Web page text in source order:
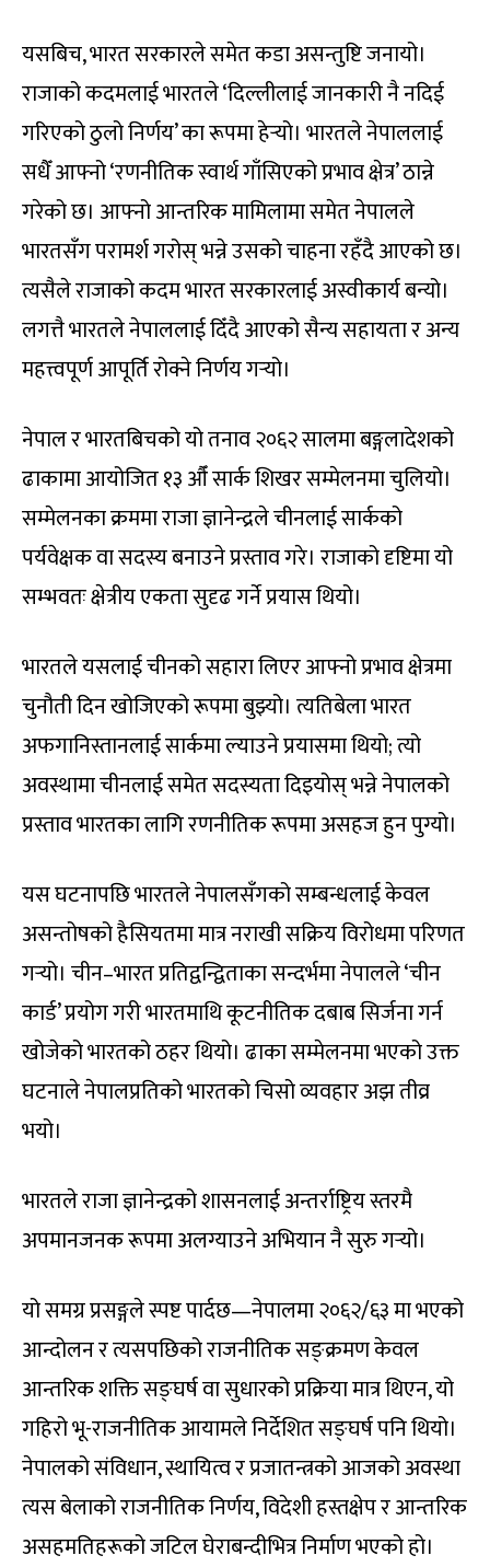
यसबिच, भारत सरकारले समेत कडा असन्तुष्टि जनायो।
राजाको कदमलाई भारतले ‘दिल्लीलाई जानकारी नै नदिई
गरिएको ठुलो निर्णय’ का रूपमा हेर्‍यो। भारतले नेपाललाई
सधैँ आफ्नो ‘रणनीतिक स्वार्थ गाँसिएको प्रभाव क्षेत्र’ ठान्ने
गरेको छ। आफ्नो आन्तरिक मामिलामा समेत नेपालले
भारतसँग परामर्श गरोस् भन्ने उसको चाहना रहँदै आएको छ।
त्यसैले राजाको कदम भारत सरकारलाई अस्वीकार्य बन्यो।
लगत्तै भारतले नेपाललाई दिँदै आएको सैन्य सहायता र अन्य
महत्त्वपूर्ण आपूर्ति रोक्ने निर्णय गर्‍यो।
नेपाल र भारतबिचको यो तनाव २०६२ सालमा बङ्गलादेशको
ढाकामा आयोजित १३ औँ सार्क शिखर सम्मेलनमा चुलियो।
सम्मेलनका क्रममा राजा ज्ञानेन्द्रले चीनलाई सार्कको
पर्यवेक्षक वा सदस्य बनाउने प्रस्ताव गरे। राजाको दृष्टिमा यो
सम्भवतः क्षेत्रीय एकता सुदृढ गर्ने प्रयास थियो।
भारतले यसलाई चीनको सहारा लिएर आफ्नो प्रभाव क्षेत्रमा
चुनौती दिन खोजिएको रूपमा बुझ्यो। त्यतिबेला भारत
अफगानिस्तानलाई सार्कमा ल्याउने प्रयासमा थियो; त्यो
अवस्थामा चीनलाई समेत सदस्यता दिइयोस् भन्ने नेपालको
प्रस्ताव भारतका लागि रणनीतिक रूपमा असहज हुन पुग्यो।
यस घटनापछि भारतले नेपालसँगको सम्बन्धलाई केवल
असन्तोषको हैसियतमा मात्र नराखी सक्रिय विरोधमा परिणत
गर्‍यो। चीन–भारत प्रतिद्वन्द्विताका सन्दर्भमा नेपालले ‘चीन
कार्ड’ प्रयोग गरी भारतमाथि कूटनीतिक दबाब सिर्जना गर्न
खोजेको भारतको ठहर थियो। ढाका सम्मेलनमा भएको उक्त
घटनाले नेपालप्रतिको भारतको चिसो व्यवहार अझ तीव्र
भयो।
भारतले राजा ज्ञानेन्द्रको शासनलाई अन्तर्राष्ट्रिय स्तरमै
अपमानजनक रूपमा अलग्याउने अभियान नै सुरु गर्‍यो।
यो समग्र प्रसङ्गले स्पष्ट पार्दछ—नेपालमा २०६२/६३ मा भएको
आन्दोलन र त्यसपछिको राजनीतिक सङ्क्रमण केवल
आन्तरिक शक्ति सङ्घर्ष वा सुधारको प्रक्रिया मात्र थिएन, यो
गहिरो भू-राजनीतिक आयामले निर्देशित सङ्घर्ष पनि थियो।
नेपालको संविधान, स्थायित्व र प्रजातन्त्रको आजको अवस्था
त्यस बेलाको राजनीतिक निर्णय, विदेशी हस्तक्षेप र आन्तरिक
असहमतिहरूको जटिल घेराबन्दीभित्र निर्माण भएको हो।